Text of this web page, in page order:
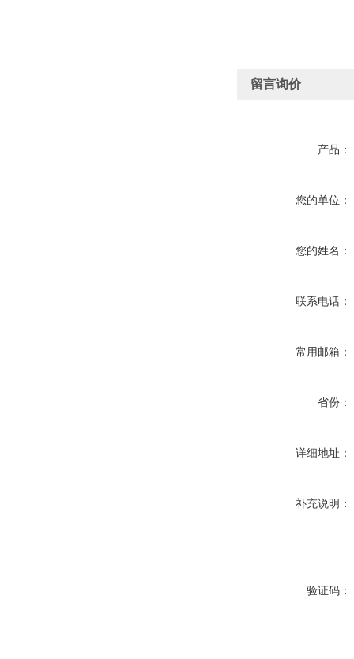
留言询价
产品：
您的单位：
您的姓名：
联系电话：
常用邮箱：
省份：
详细地址：
补充说明：
验证码：